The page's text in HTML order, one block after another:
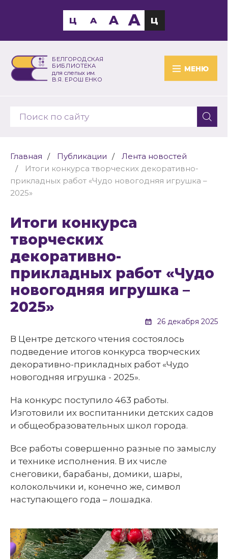
БЕЛГОРОДСКАЯ
БИБЛИОТЕКА
для слепых им.
В.Я. ЕРОШЕНКО
МЕНЮ
Ц A A A Ц
Главная Публикации
Лента новостей
Итоги конкурса творческих декоративно-
прикладных работ «Чудо новогодняя игрушка –
2025»
Итоги конкурса
творческих
декоративно-
прикладных работ «Чудо
новогодняя игрушка –
2025»
26 декабря 2025
В Центре детского чтения состоялось
подведение итогов конкурса творческих
декоративно-прикладных работ «Чудо
новогодняя игрушка - 2025».
На конкурс поступило 463 работы.
Изготовили их воспитанники детских садов
и общеобразовательных школ города.
Все работы совершенно разные по замыслу
и технике исполнения. В их числе
снеговики, барабаны, домики, шары,
колокольчики и, конечно же, символ
наступающего года – лошадка.